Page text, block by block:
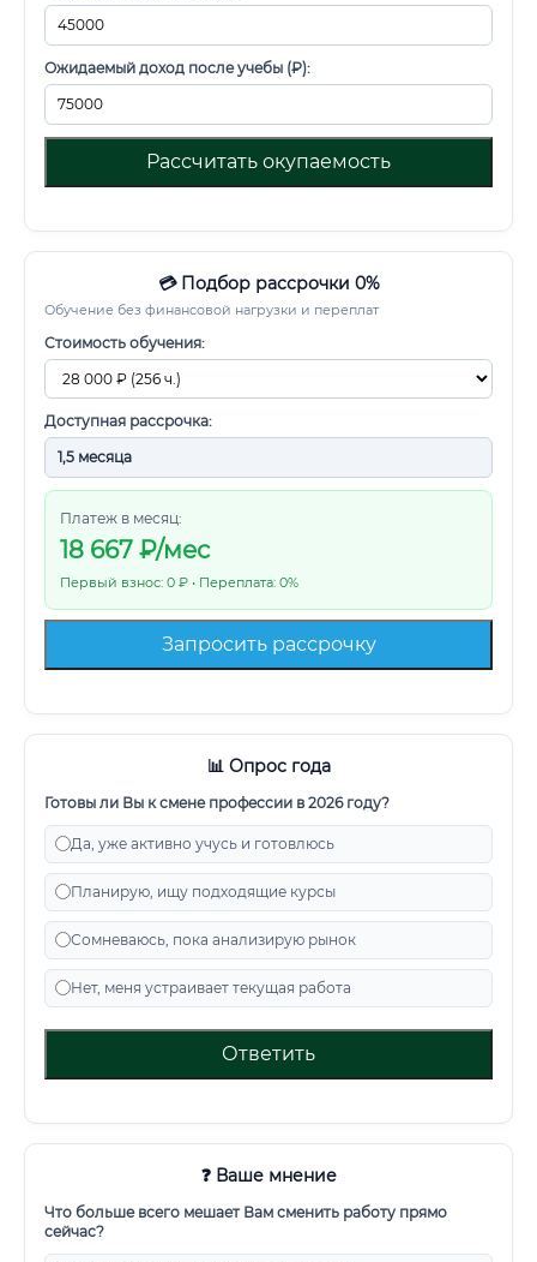
Ожидаемый доход после учебы (₽):
Рассчитать окупаемость
💳 Подбор рассрочки 0%
Обучение без финансовой нагрузки и переплат
Стоимость обучения:
Доступная рассрочка:
Платеж в месяц:
18 667 ₽/мес
Первый взнос: 0 ₽ • Переплата: 0%
Запросить рассрочку
📊 Опрос года
Готовы ли Вы к смене профессии в 2026 году?
Да, уже активно учусь и готовлюсь
Планирую, ищу подходящие курсы
Сомневаюсь, пока анализирую рынок
Нет, меня устраивает текущая работа
Ответить
❓ Ваше мнение
Что больше всего мешает Вам сменить работу прямо
сейчас?